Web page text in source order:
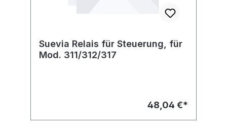
Suevia Relais für Steuerung, für
Mod. 311/312/317
48,04 €*